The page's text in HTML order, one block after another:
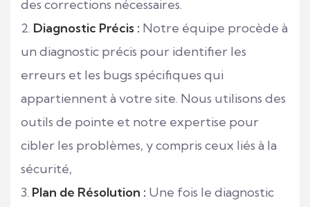
des corrections nécessaires.
Diagnostic Précis : Notre équipe procède à
un diagnostic précis pour identifier les
erreurs et les bugs spécifiques qui
appartiennent à votre site. Nous utilisons des
outils de pointe et notre expertise pour
cibler les problèmes, y compris ceux liés à la
sécurité,
Plan de Résolution : Une fois le diagnostic